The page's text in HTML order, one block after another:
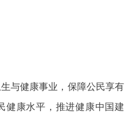
与健康事业，保障公民享有
健康水平，推进健康中国建